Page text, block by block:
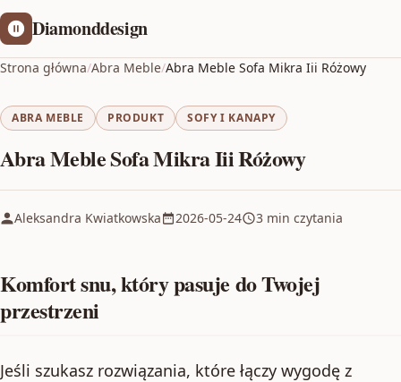
Diamonddesign
Strona główna/Abra Meble/Abra Meble Sofa Mikra Iii Różowy
ABRA MEBLE PRODUKT SOFY I KANAPY
Abra Meble Sofa Mikra Iii Różowy
Aleksandra Kwiatkowska 2026-05-24 3 min czytania
Komfort snu, który pasuje do Twojej
przestrzeni
Jeśli szukasz rozwiązania, które łączy wygodę z